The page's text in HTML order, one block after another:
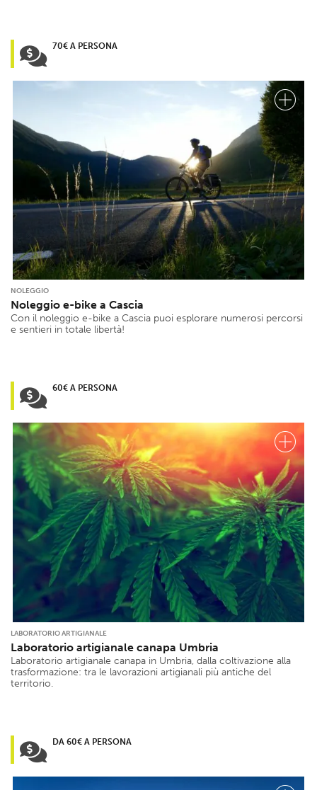
70€ A PERSONA
NOLEGGIO
Noleggio e-bike a Cascia
Con il noleggio e-bike a Cascia puoi esplorare numerosi percorsi
e sentieri in totale libertà!
60€ A PERSONA
LABORATORIO ARTIGIANALE
Laboratorio artigianale canapa Umbria
Laboratorio artigianale canapa in Umbria, dalla coltivazione alla
trasformazione: tra le lavorazioni artigianali più antiche del
territorio.
DA 60€ A PERSONA